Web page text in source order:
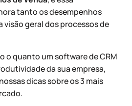
tanto os desempenhos
visão geral dos processos de
o quanto um software de CRM
da sua empresa,
dicas sobre os 3 mais